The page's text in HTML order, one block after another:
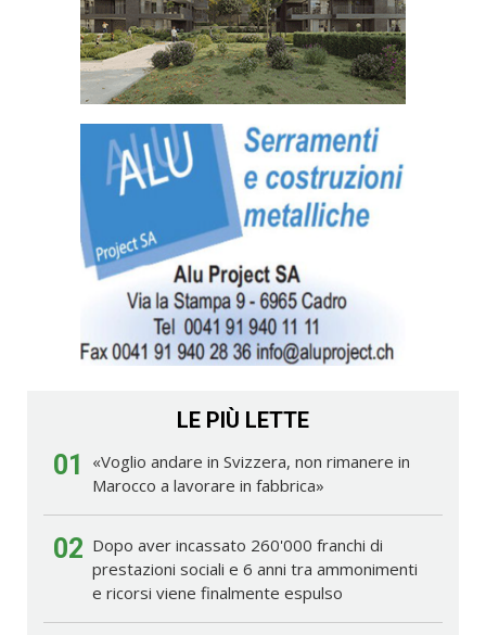
LE PIÙ LETTE
01
«Voglio andare in Svizzera, non rimanere in
Marocco a lavorare in fabbrica»
02 Dopo aver incassato 260'000 franchi di
prestazioni sociali e 6 anni tra ammonimenti
e ricorsi viene finalmente espulso